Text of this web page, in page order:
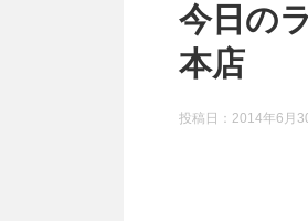
今日の
本店
投稿日：2014年6月